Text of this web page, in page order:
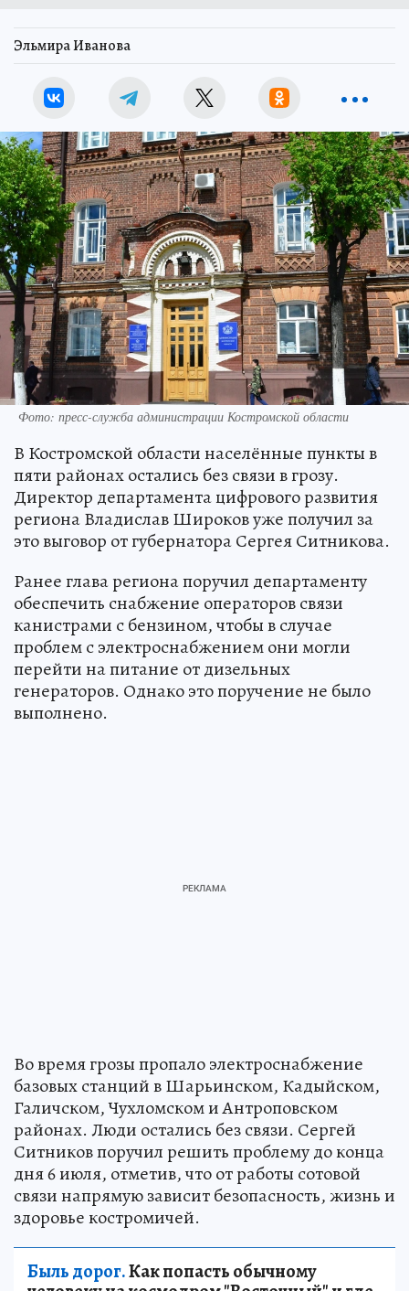
Эльмира Иванова
Фото: пресс-служба администрации Костромской области
В Костромской области населённые пункты в
пяти районах остались без связи в грозу.
Директор департамента цифрового развития
региона Владислав Широков уже получил за
это выговор от губернатора Сергея Ситникова.
Ранее глава региона поручил департаменту
обеспечить снабжение операторов связи
канистрами с бензином, чтобы в случае
проблем с электроснабжением они могли
перейти на питание от дизельных
генераторов. Однако это поручение не было
выполнено.
Во время грозы пропало электроснабжение
базовых станций в Шарьинском, Кадыйском,
Галичском, Чухломском и Антроповском
районах. Люди остались без связи. Сергей
Ситников поручил решить проблему до конца
дня 6 июля, отметив, что от работы сотовой
связи напрямую зависит безопасность, жизнь и
здоровье костромичей.
Быль дорог.Как попасть обычному